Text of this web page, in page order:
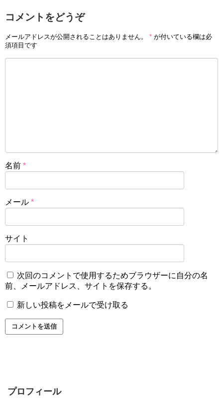
コメントをどうぞ
メールアドレスが公開されることはありません。 * が付いている欄は必
須項目です
名前 *
メール *
サイト
次回のコメントで使用するためブラウザーに自分の名
前、メールアドレス、サイトを保存する。
新しい投稿をメールで受け取る
プロフィール